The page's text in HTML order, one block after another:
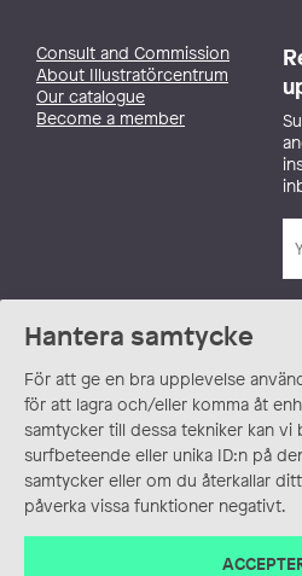
Hantera samtycke
För att ge en bra upplevelse
för att lagra och/eller komma åt
samtycker till dessa tekniker kan vi
surfbeteende eller unika ID:n på
samtycker eller om du återkallar
påverka vissa funktioner negativt.
Consult and Commission
About Illustratörcentrum
Our catalogue
Become a member